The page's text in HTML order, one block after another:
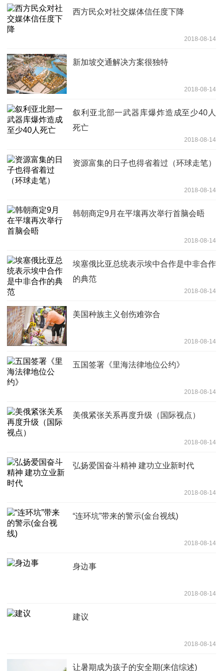
西方民众对社交媒体信任度下降
2018-08-14
新加坡交通解决方案很独特
2018-08-14
叙利亚北部一武器库爆炸造成至少40人
死亡
2018-08-14
资源富集的日子也得省着过（环球走笔）
2018-08-14
韩朝商定9月在平壤再次举行首脑会晤
2018-08-14
埃塞俄比亚总统表示埃中合作是中非合作
的典范
2018-08-14
美国种族主义创伤难弥合
2018-08-14
五国签署《里海法律地位公约》
2018-08-14
美俄紧张关系再度升级（国际视点）
2018-08-14
弘扬爱国奋斗精神 建功立业新时代
2018-08-14
“连环坑”带来的警示(金台视线)
2018-08-14
身边事
2018-08-14
建议
2018-08-14
让暑期成为孩子的安全期(来信综述)